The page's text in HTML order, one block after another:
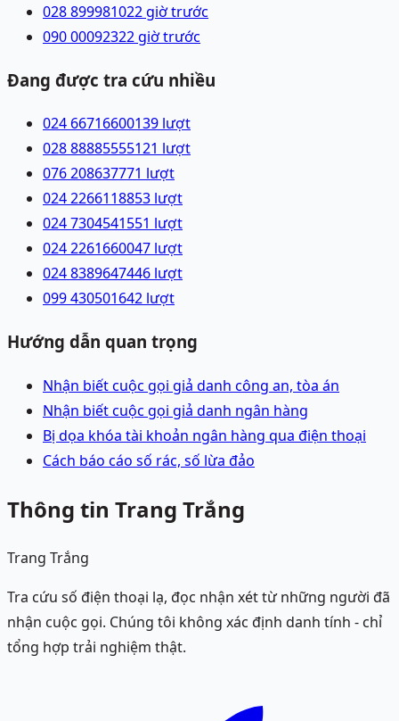
028 899981022 giờ trước
090 00092322 giờ trước
Đang được tra cứu nhiều
024 66716600139 lượt
028 88885555121 lượt
076 208637771 lượt
024 2266118853 lượt
024 7304541551 lượt
024 2261660047 lượt
024 8389647446 lượt
099 430501642 lượt
Hướng dẫn quan trọng
Nhận biết cuộc gọi giả danh công an, tòa án
Nhận biết cuộc gọi giả danh ngân hàng
Bị dọa khóa tài khoản ngân hàng qua điện thoại
Cách báo cáo số rác, số lừa đảo
Thông tin Trang Trắng
Trang Trắng
Tra cứu số điện thoại lạ, đọc nhận xét từ những người đã
nhận cuộc gọi. Chúng tôi không xác định danh tính - chỉ
tổng hợp trải nghiệm thật.